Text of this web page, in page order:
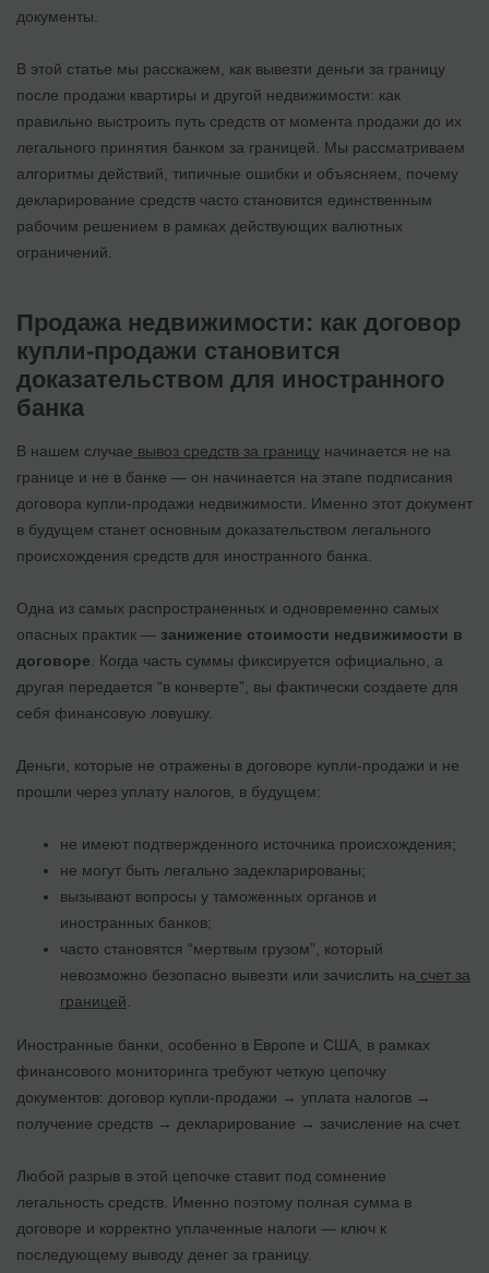
документы.
В этой статье мы расскажем, как вывезти деньги за границу
после продажи квартиры и другой недвижимости: как
правильно выстроить путь средств от момента продажи до их
легального принятия банком за границей. Мы рассматриваем
алгоритмы действий, типичные ошибки и объясняем, почему
декларирование средств часто становится единственным
рабочим решением в рамках действующих валютных
ограничений.
Продажа недвижимости: как договор
купли-продажи становится
доказательством для иностранного
банка
В нашем случае вывоз средств за границу начинается не на
границе и не в банке — он начинается на этапе подписания
договора купли-продажи недвижимости. Именно этот документ
в будущем станет основным доказательством легального
происхождения средств для иностранного банка.
Одна из самых распространенных и одновременно самых
опасных практик — занижение стоимости недвижимости в
договоре . Когда часть суммы фиксируется официально, а
другая передается “в конверте”, вы фактически создаете для
себя финансовую ловушку.
Деньги, которые не отражены в договоре купли-продажи и не
прошли через уплату налогов, в будущем:
не имеют подтвержденного источника происхождения;
не могут быть легально задекларированы;
вызывают вопросы у таможенных органов и
иностранных банков;
часто становятся “мертвым грузом”, который
невозможно безопасно вывезти или зачислить на счет за
границей
Иностранные банки, особенно в Европе и США, в рамках
финансового мониторинга требуют четкую цепочку
документов: договор купли-продажи → уплата налогов →
получение средств → декларирование → зачисление на счет.
Любой разрыв в этой цепочке ставит под сомнение
легальность средств. Именно поэтому полная сумма в
договоре и корректно уплаченные налоги — ключ к
последующему выводу денег за границу.